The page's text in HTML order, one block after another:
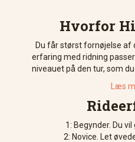
Hvorfor
Du får størst fornøjelse af
erfaring med ridning
niveauet på den tur, som
Læs
1: Begynder. Du
2: Novice. Let